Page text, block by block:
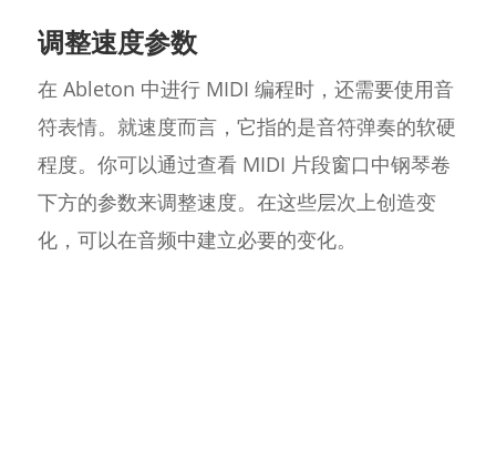
调整速度参数
在 Ableton 中进行 MIDI 编程时，还需要使用音
符表情。就速度而言，它指的是音符弹奏的软硬
程度。你可以通过查看 MIDI 片段窗口中钢琴卷
下方的参数来调整速度。在这些层次上创造变
化，可以在音频中建立必要的变化。